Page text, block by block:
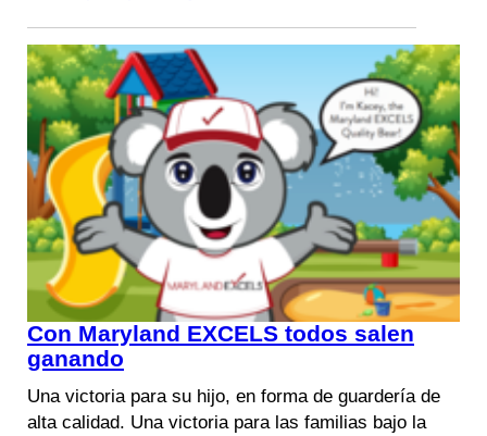
Con Maryland EXCELS todos salen
ganando
Una victoria para su hijo, en forma de guardería de
alta calidad. Una victoria para las familias bajo la